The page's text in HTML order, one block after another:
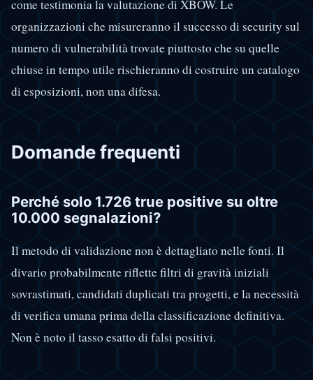
come testimonia la valutazione di XBOW. Le
organizzazioni che misureranno il successo di security sul
numero di vulnerabilità trovate piuttosto che su quelle
chiuse in tempo utile rischieranno di costruire un catalogo
di esposizioni, non una difesa.
Domande frequenti
Perché solo 1.726 true positive su oltre
10.000 segnalazioni?
Il metodo di validazione non è dettagliato nelle fonti. Il
divario probabilmente riflette filtri di gravità iniziali
sovrastimati, candidati duplicati tra progetti, e la necessità
di verifica umana prima della classificazione definitiva.
Non è noto il tasso esatto di falsi positivi.